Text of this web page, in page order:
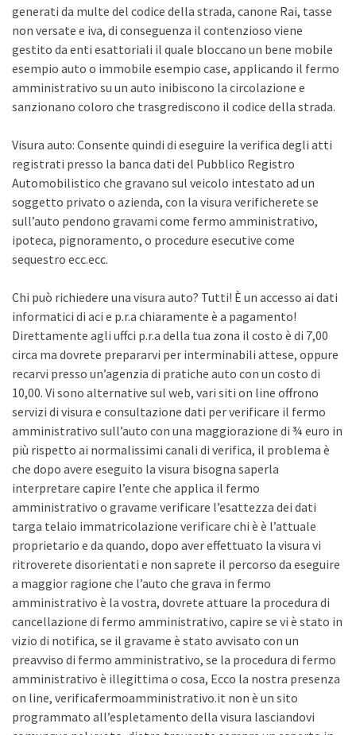
generati da multe del codice della strada, canone Rai, tasse
non versate e iva, di conseguenza il contenzioso viene
gestito da enti esattoriali il quale bloccano un bene mobile
esempio auto o immobile esempio case, applicando il fermo
amministrativo su un auto inibiscono la circolazione e
sanzionano coloro che trasgrediscono il codice della strada.
Visura auto: Consente quindi di eseguire la verifica degli atti
registrati presso la banca dati del Pubblico Registro
Automobilistico che gravano sul veicolo intestato ad un
soggetto privato o azienda, con la visura verificherete se
sull’auto pendono gravami come fermo amministrativo,
ipoteca, pignoramento, o procedure esecutive come
sequestro ecc.ecc.
Chi può richiedere una visura auto? Tutti! È un accesso ai dati
informatici di aci e p.r.a chiaramente è a pagamento!
Direttamente agli uffci p.r.a della tua zona il costo è di 7,00
circa ma dovrete prepararvi per interminabili attese, oppure
recarvi presso un’agenzia di pratiche auto con un costo di
10,00. Vi sono alternative sul web, vari siti on line offrono
servizi di visura e consultazione dati per verificare il fermo
amministrativo sull’auto con una maggiorazione di ¾ euro in
più rispetto ai normalissimi canali di verifica, il problema è
che dopo avere eseguito la visura bisogna saperla
interpretare capire l’ente che applica il fermo
amministrativo o gravame verificare l’esattezza dei dati
targa telaio immatricolazione verificare chi è è l’attuale
proprietario e da quando, dopo aver effettuato la visura vi
ritroverete disorientati e non saprete il percorso da eseguire
a maggior ragione che l’auto che grava in fermo
amministrativo è la vostra, dovrete attuare la procedura di
cancellazione di fermo amministrativo, capire se vi è stato in
vizio di notifica, se il gravame è stato avvisato con un
preavviso di fermo amministrativo, se la procedura di fermo
amministrativo è illegittima o cosa, Ecco la nostra presenza
on line, verificafermoamministrativo.it non è un sito
programmato all’espletamento della visura lasciandovi